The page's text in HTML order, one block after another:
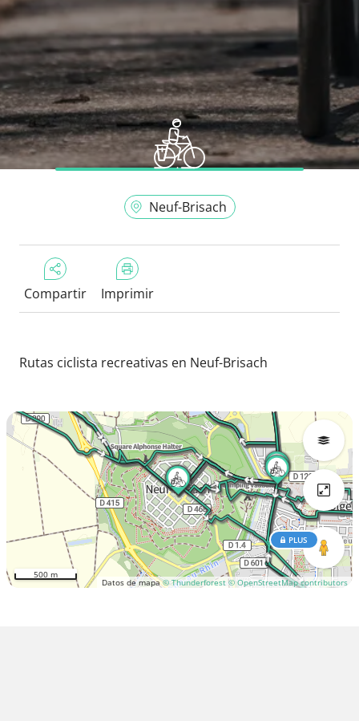
Neuf-Brisach
Compartir Imprimir
Rutas ciclista recreativas en Neuf-Brisach
Datos de mapa© Thunderforest © OpenStreetMap contributors
PLUS
500 m